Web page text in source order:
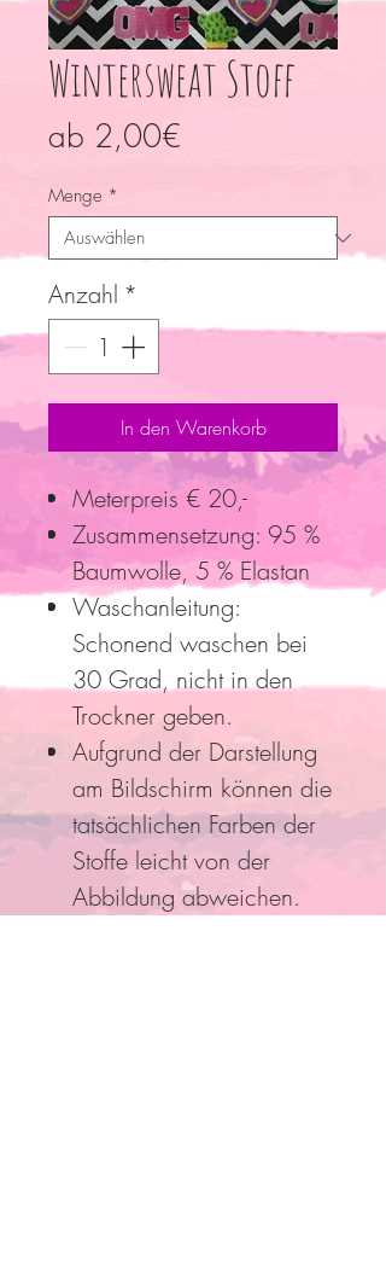
Wintersweat Stoff
ab 2,00€
Menge *
Anzahl *
In den Warenkorb
Meterpreis € 20,-
Zusammensetzung: 95 %
Baumwolle, 5 % Elastan
Waschanleitung:
Schonend waschen bei
30 Grad, nicht in den
Trockner geben.
Aufgrund der Darstellung
am Bildschirm können die
tatsächlichen Farben der
Stoffe leicht von der
Abbildung abweichen.